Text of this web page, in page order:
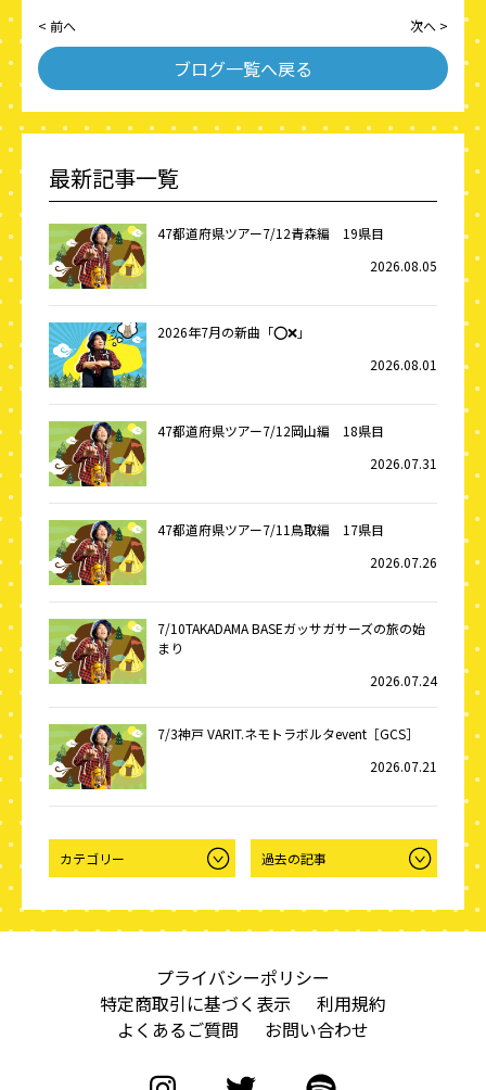
< 前へ
ブログ一覧へ戻る
次へ >
最新記事一覧
47都道府県ツアー7/12青森編 19県目
2026.08.05
2026年7月の新曲「⭕️❌」
2026.08.01
47都道府県ツアー7/12岡山編 18県目
2026.07.31
47都道府県ツアー7/11鳥取編 17県目
2026.07.26
7/10TAKADAMA BASEガッサガサーズの旅の始
まり
2026.07.24
7/3神戸 VARIT.ネモトラボルタevent［GCS］
2026.07.21
プライバシーポリシー
特定商取引に基づく表示
利用規約
よくあるご質問
お問い合わせ